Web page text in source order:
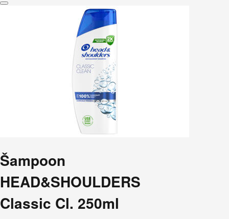
Šampoon
HEAD&SHOULDERS
Classic Cl. 250ml